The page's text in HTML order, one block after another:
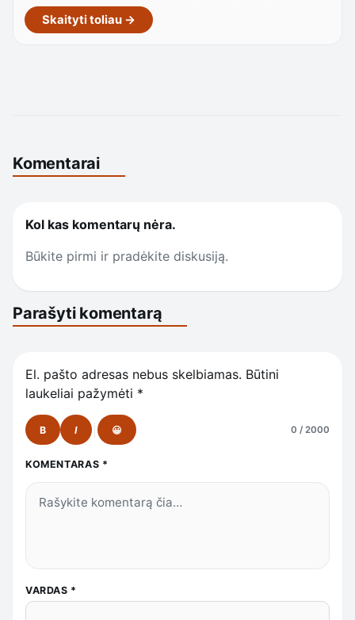
Skaityti toliau →
Komentarai
Kol kas komentarų nėra.
Būkite pirmi ir pradėkite diskusiją.
Parašyti komentarą
El. pašto adresas nebus skelbiamas. Būtini
laukeliai pažymėti *
B I 😀 0 / 2000
KOMENTARAS *
VARDAS *